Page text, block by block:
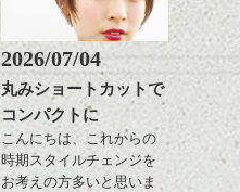
↑こんなふうにフロント部
分をややフォルミーに見
せて
前からみるとマッシュな
感じ
↓サイドから見るとタイト
なクラシックショート
風。
したくなりませんか？
ショートでパーマは抵抗
ある方も多いかと思いま
すがアウトラインや耳下
は極弱にトップは大きめ
でしっかりと、頭の箇所
で強さをコントロールし
てかけたらスタイリング
2026/07/04
丸みショートカットで
コンパクトに
こんにちは、これからの
時期スタイルチェンジを
お考えの方多いと思いま